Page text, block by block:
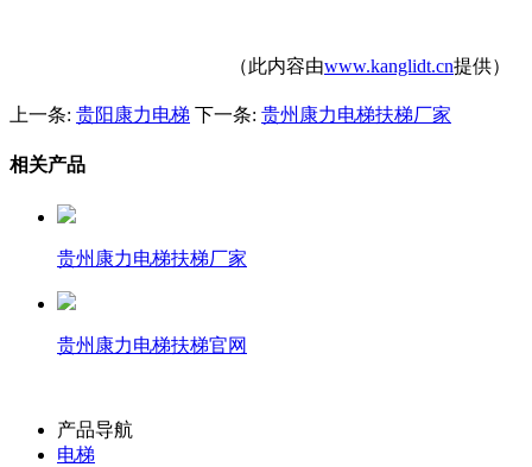
（此内容由www.kanglidt.cn提供）
上一条: 贵阳康力电梯 下一条: 贵州康力电梯扶梯厂家
相关产品
贵州康力电梯扶梯厂家
贵州康力电梯扶梯官网
产品导航
电梯